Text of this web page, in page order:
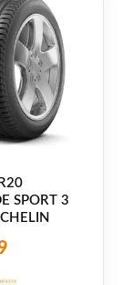
SPORT 3